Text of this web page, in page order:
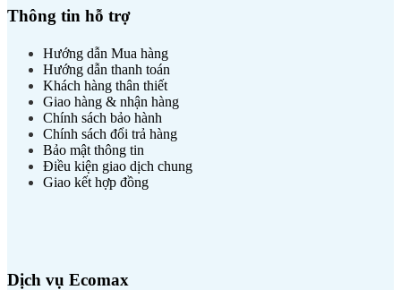
Thông tin hỗ trợ
Hướng dẫn Mua hàng
Hướng dẫn thanh toán
Khách hàng thân thiết
Giao hàng & nhận hàng
Chính sách bảo hành
Chính sách đổi trả hàng
Bảo mật thông tin
Điều kiện giao dịch chung
Giao kết hợp đồng
Dịch vụ Ecomax